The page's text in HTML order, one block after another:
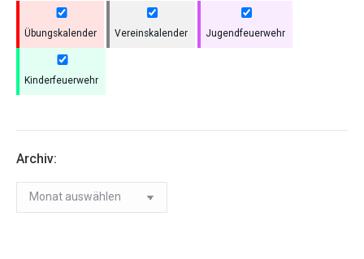
Übungskalender Vereinskalender Jugendfeuerwehr
Kinderfeuerwehr
Archiv:
Archiv: